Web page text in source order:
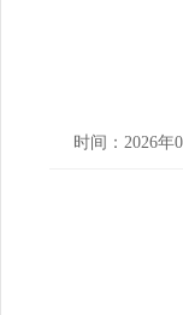
时间：2026年